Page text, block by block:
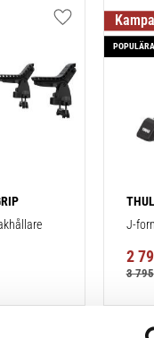
Lägg till i
J-
2
3 795